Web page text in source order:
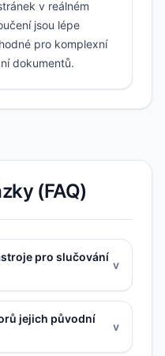
v reálném
jsou lépe
pro komplexní
dokumentů.
(FAQ)
pro slučování
v
jejich původní
v